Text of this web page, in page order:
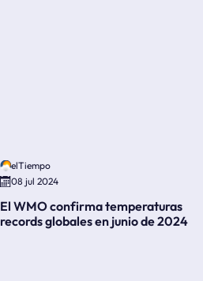
elTiempo
08 jul 2024
El WMO confirma temperaturas
records globales en junio de 2024